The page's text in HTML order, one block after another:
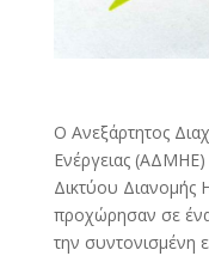
Ο Ανεξάρτητος
Ενέργειας (ΑΔΜΗΕ)
Δικτύου Διανομής
προχώρησαν σε
την συντονισμένη